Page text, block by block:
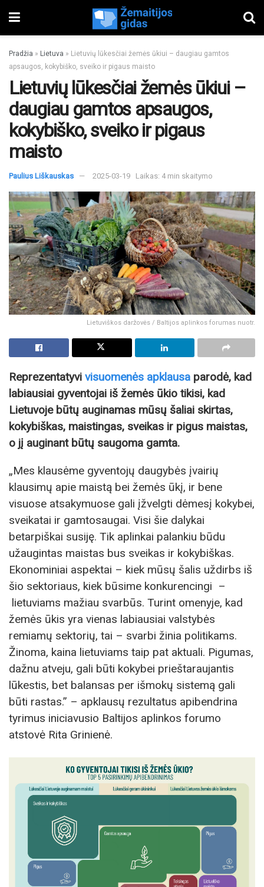
Pradžia » Lietuva » Lietuvių lūkesčiai žemės ūkiui – daugiau gamtos
apsaugos, kokybiško, sveiko ir pigaus maisto
Lietuvių lūkesčiai žemės ūkiui –
daugiau gamtos apsaugos,
kokybiško, sveiko ir pigaus
maisto
Paulius Liškauskas 2025-03-19 Laikas: 4 min skaitymo
Lietuviškos daržovės / Baltijos aplinkos forumas nuotr.
Reprezentatyvi visuomenės apklausa parodė, kad
labiausiai gyventojai iš žemės ūkio tikisi, kad
Lietuvoje būtų auginamas mūsų šaliai skirtas,
kokybiškas, maistingas, sveikas ir pigus maistas,
o jį auginant būtų saugoma gamta.
„Mes klausėme gyventojų daugybės įvairių
klausimų apie maistą bei žemės ūkį, ir bene
visuose atsakymuose gali įžvelgti dėmesį kokybei,
sveikatai ir gamtosaugai. Visi šie dalykai
betarpiškai susiję. Tik aplinkai palankiu būdu
užaugintas maistas bus sveikas ir kokybiškas.
Ekonominiai aspektai – kiek mūsų šalis uždirbs iš
šio sektoriaus, kiek būsime konkurencingi –
lietuviams mažiau svarbūs. Turint omenyje, kad
žemės ūkis yra vienas labiausiai valstybės
remiamų sektorių, tai – svarbi žinia politikams.
Žinoma, kaina lietuviams taip pat aktuali. Pigumas,
dažnu atveju, gali būti kokybei prieštaraujantis
lūkestis, bet balansas per išmokų sistemą gali
būti rastas.” – apklausų rezultatus apibendrina
tyrimus iniciavusio Baltijos aplinkos forumo
atstovė Rita Grinienė.